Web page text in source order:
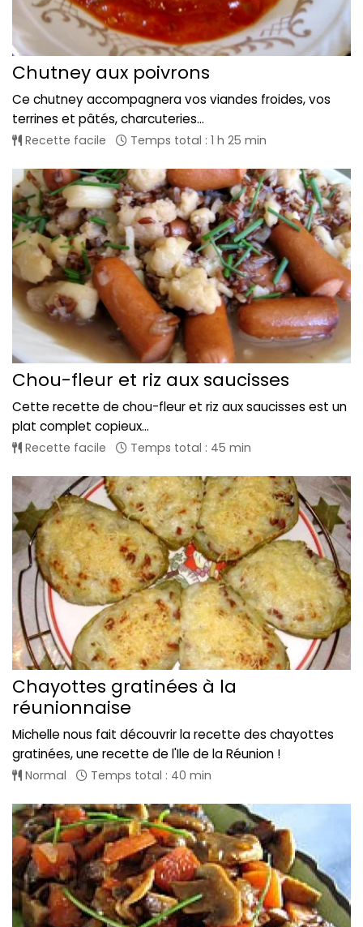
Chutney aux poivrons
Ce chutney accompagnera vos viandes froides, vos
terrines et pâtés, charcuteries...
Recette facile Temps total : 1 h 25 min
Chou-fleur et riz aux saucisses
Cette recette de chou-fleur et riz aux saucisses est un
plat complet copieux...
Recette facile Temps total : 45 min
Chayottes gratinées à la
réunionnaise
Michelle nous fait découvrir la recette des chayottes
gratinées, une recette de l'Ile de la Réunion !
Normal Temps total : 40 min